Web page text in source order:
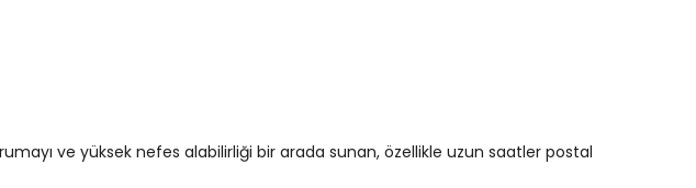
ve yüksek nefes alabilirliği bir arada sunan, özellikle uzun saatler postal